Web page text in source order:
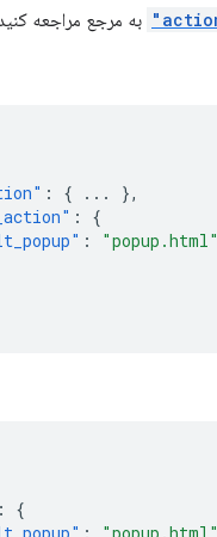
به مرجع مراجعه
: { ...
},
:
{
:
"popup.html"
:
{
:
"popup.html"